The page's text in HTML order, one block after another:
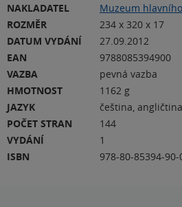
NAKLADATEL
Muzeum
ROZMĚR
234 x 320 x 17
DATUM VYDÁNÍ
27.09.2012
EAN
9788085394900
VAZBA
pevná vazba
HMOTNOST
1162 g
JAZYK
čeština, angličtina
POČET STRAN
144
VYDÁNÍ
1
ISBN
978-80-85394-90-